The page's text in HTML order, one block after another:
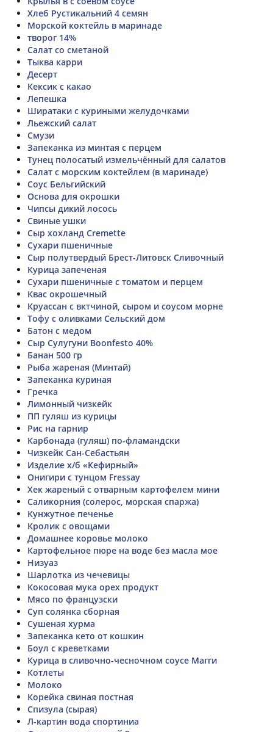
Хлеб Рустикальний 4 семян
Морской коктейль в маринаде
творог 14%
Салат со сметаной
Тыква карри
Десерт
Кексик с какао
Лепешка
Ширатаки с куриными желудочками
Льежский салат
Смузи
Запеканка из минтая с перцем
Тунец полосатый измельчённый для салатов
Салат с морским коктейлем (в маринаде)
Соус Бельгийский
Основа для окрошки
Чипсы дикий лосось
Свиные ушки
Сыр хохланд Cremette
Сухари пшеничные
Сыр полутвердый Брест-Литовск Сливочный
Курица запеченая
Сухари пшеничные с томатом и перцем
Квас окрошечный
Круассан с вктчиной, сыром и соусом морне
Тофу с оливками Сельский дом
Батон с медом
Сыр Сулугуни Boonfesto 40%
Банан 500 гр
Рыба жареная (Минтай)
Запеканка куриная
Гречка
Лимонный чизкейк
ПП гуляш из курицы
Рис на гарнир
Карбонада (гуляш) по-фламандски
Чизкейк Сан-Себастьян
Изделие х/б «Кефирный»
Онигири с тунцом Fressay
Хек жареный с отварным картофелем мини
Саликорния (солерос, морская спаржа)
Кунжутное печенье
Кролик с овощами
Домашнее коровье молоко
Картофельное пюре на воде без масла мое
Низуаз
Шарлотка из чечевицы
Кокосовая мука орех продукт
Мясо по французски
Суп солянка сборная
Сушеная хурма
Запеканка кето от кошкин
Боул с креветками
Курица в сливочно-чесночном соусе Магги
Котлеты
Молоко
Корейка свиная постная
Спизула (сырая)
Л-картин вода спортиниа